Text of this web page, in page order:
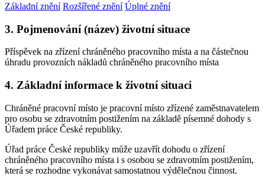
Základní znění Rozšířené znění Úplné znění
3. Pojmenování (název) životní situace
Příspěvek na zřízení chráněného pracovního místa a na částečnou
úhradu provozních nákladů chráněného pracovního místa
4. Základní informace k životní situaci
Chráněné pracovní místo je pracovní místo zřízené zaměstnavatelem
pro osobu se zdravotním postižením na základě písemné dohody s
Úřadem práce České republiky.
Úřad práce České republiky může uzavřít dohodu o zřízení
chráněného pracovního místa i s osobou se zdravotním postižením,
která se rozhodne vykonávat samostatnou výdělečnou činnost.